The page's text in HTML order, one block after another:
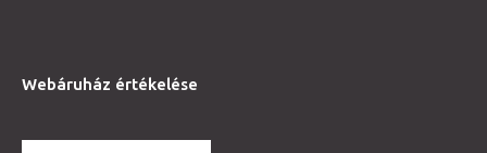
Webáruház értékelése